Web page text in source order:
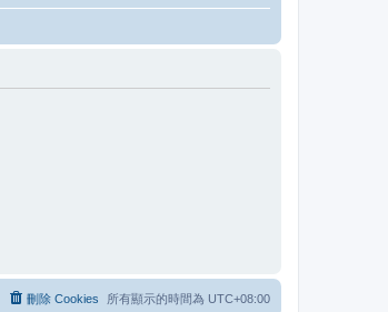
所有顯示的時間為 UTC+08:00
刪除 Cookies